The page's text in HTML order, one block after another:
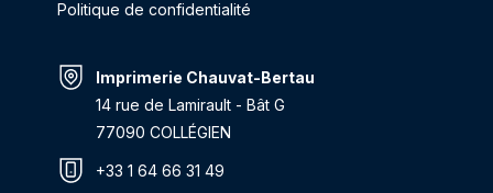
Politique de confidentialité
Imprimerie Chauvat-Bertau
14 rue de Lamirault - Bât G
77090 COLLÉGIEN
+33 1 64 66 31 49